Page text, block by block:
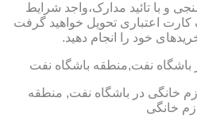
و با تائید مدارک،واجد شرایط
کارت اعتباری تحویل خواهید گرفت
خود را انجام دهید.
باشگاه نفت,منطقه باشگاه نفت
خانگی در باشگاه نفت, منطقه
خانگی